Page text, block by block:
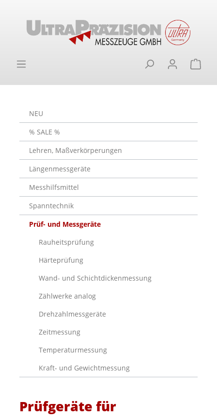
NEU
% SALE %
Lehren, Maßverkörperungen
Längenmessgeräte
Messhilfsmittel
Spanntechnik
Prüf- und Messgeräte
Rauheitsprüfung
Härteprüfung
Wand- und Schichtdickenmessung
Zählwerke analog
Drehzahlmessgeräte
Zeitmessung
Temperaturmessung
Kraft- und Gewichtmessung
Prüfgeräte für